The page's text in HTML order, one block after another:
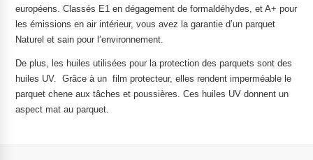
européens. Classés E1 en dégagement de formaldéhydes, et A+ pour
les émissions en air intérieur, vous avez la garantie d’un parquet
Naturel et sain pour l’environnement.
De plus, les huiles utilisées pour la protection des parquets sont des
huiles UV. Grâce à un film protecteur, elles rendent imperméable le
parquet chene aux tâches et poussières. Ces huiles UV donnent un
aspect mat au parquet.